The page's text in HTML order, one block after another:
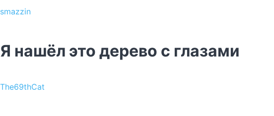
smazzin
Я нашёл это дерево с глазами
The69thCat